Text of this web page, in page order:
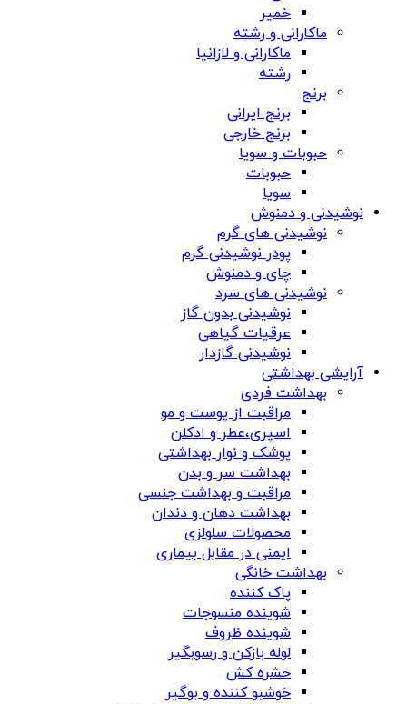
خمیر
ماکارانی و رشته
ماکارانی و لازانیا
رشته
برنج
برنج ایرانی
برنج خارجی
حبوبات و سویا
حبوبات
سویا
نوشیدنی و دمنوش
نوشیدنی های گرم
پودر نوشیدنی گرم
چای و دمنوش
نوشیدنی های سرد
نوشیدنی بدون گاز
عرقیات گیاهی
نوشیدنی گازدار
آرایشی بهداشتی
بهداشت فردی
مراقبت از پوست و مو
اسپری،عطر و ادکلن
پوشک و نوار بهداشتی
بهداشت سر و بدن
مراقبت و بهداشت جنسی
بهداشت دهان و دندان
محصولات سلولزی
ایمنی در مقابل بیماری
بهداشت خانگی
پاک کننده
شوینده منسوجات
شوینده ظروف
لوله بازکن و رسوبگیر
حشره کش
خوشبو کننده و بوگیر